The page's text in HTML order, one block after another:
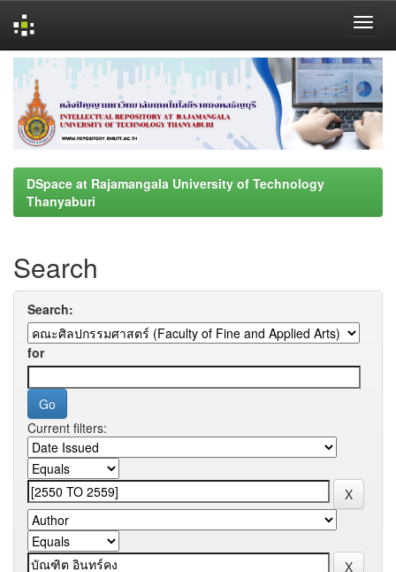
navigation
DSpace at Rajamangala University of Technology
Thanyaburi
Search
Search:
for
Current filters: